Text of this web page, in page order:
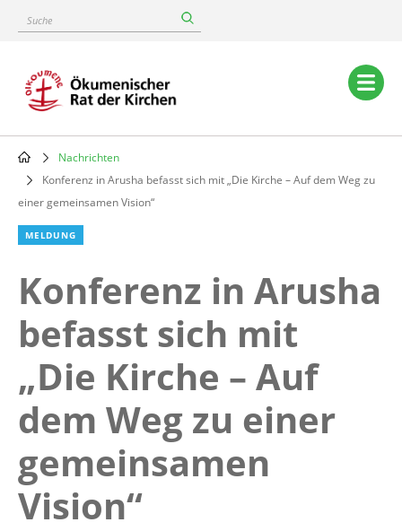
content
Suche
Main
navigation
Breadcrumb
Nachrichten
Konferenz in Arusha befasst sich mit „Die Kirche – Auf dem Weg zu
einer gemeinsamen Vision“
MELDUNG
Konferenz in Arusha
befasst sich mit
„Die Kirche – Auf
dem Weg zu einer
gemeinsamen
Vision“